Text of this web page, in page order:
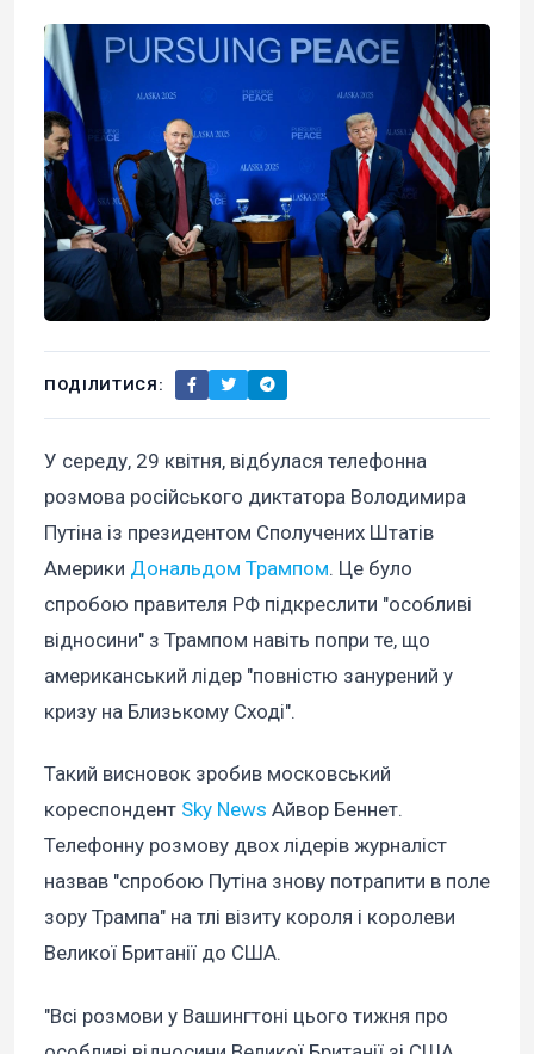
ПОДІЛИТИСЯ:
У середу, 29 квітня, відбулася телефонна
розмова російського диктатора Володимира
Путіна із президентом Сполучених Штатів
Америки Дональдом Трампом. Це було
спробою правителя РФ підкреслити "особливі
відносини" з Трампом навіть попри те, що
американський лідер "повністю занурений у
кризу на Близькому Сході".
Такий висновок зробив московський
кореспондент Sky News Айвор Беннет.
Телефонну розмову двох лідерів журналіст
назвав "спробою Путіна знову потрапити в поле
зору Трампа" на тлі візиту короля і королеви
Великої Британії до США.
"Всі розмови у Вашингтоні цього тижня про